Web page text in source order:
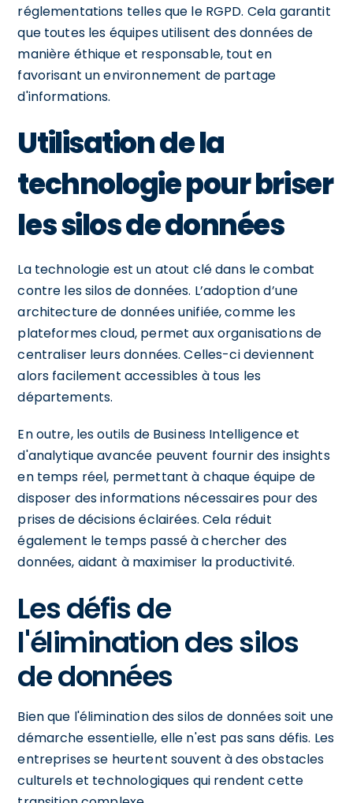
réglementations telles que le RGPD. Cela garantit
que toutes les équipes utilisent des données de
manière éthique et responsable, tout en
favorisant un environnement de partage
d'informations.
Utilisation de la
technologie pour briser
les silos de données
La technologie est un atout clé dans le combat
contre les silos de données. L’adoption d’une
architecture de données unifiée, comme les
plateformes cloud, permet aux organisations de
centraliser leurs données. Celles-ci deviennent
alors facilement accessibles à tous les
départements.
En outre, les outils de Business Intelligence et
d'analytique avancée peuvent fournir des insights
en temps réel, permettant à chaque équipe de
disposer des informations nécessaires pour des
prises de décisions éclairées. Cela réduit
également le temps passé à chercher des
données, aidant à maximiser la productivité.
Les défis de
l'élimination des silos
de données
Bien que l'élimination des silos de données soit une
démarche essentielle, elle n'est pas sans défis. Les
entreprises se heurtent souvent à des obstacles
culturels et technologiques qui rendent cette